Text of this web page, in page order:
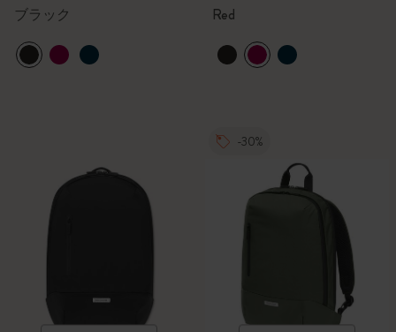
ブラック Red
-30%